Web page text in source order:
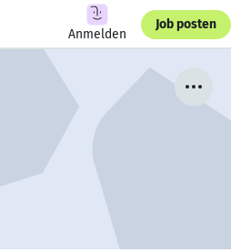
Anmelden
Job posten